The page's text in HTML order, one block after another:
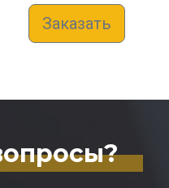
Заказать